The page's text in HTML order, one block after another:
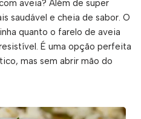
aveia? Além de super
saudável e cheia de sabor. O
quanto o farelo de aveia
É uma opção perfeita
mas sem abrir mão do